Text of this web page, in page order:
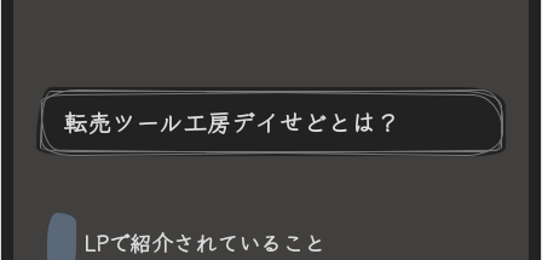
転売ツール工房デイせどとは？
LPで紹介されていること